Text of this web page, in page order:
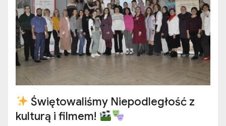
Świętowaliśmy Niepodległość z
kulturą i filmem!